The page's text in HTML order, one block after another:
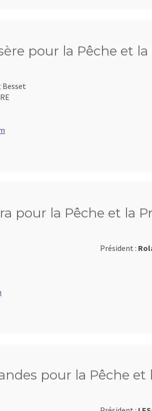
pour la Pêche et
Besset
pour la Pêche et la
Président :
pour la Pêche